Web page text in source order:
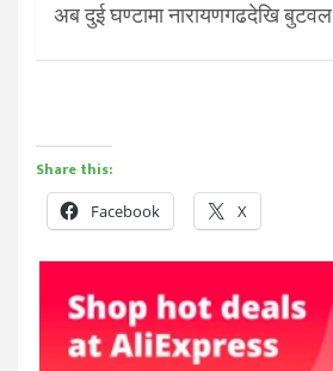
अब दुई घण्टामा नारायणगढदेखि बुटवल
Share this:
Facebook X